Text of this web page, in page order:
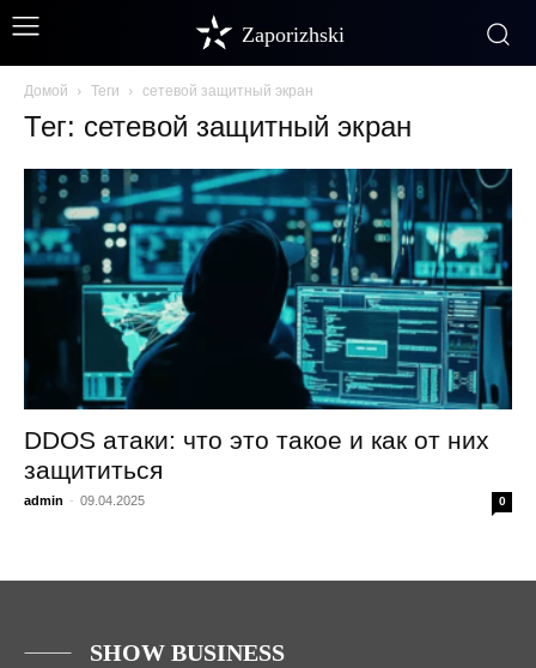
Zaporizhski
Домой Теги сетевой защитный экран
Тег: сетевой защитный экран
DDOS атаки: что это такое и как от них
защититься
admin - 09.04.2025 0
SHOW BUSINESS